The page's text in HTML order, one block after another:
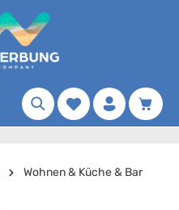
Merkzettel
Wohnen & Küche & Bar